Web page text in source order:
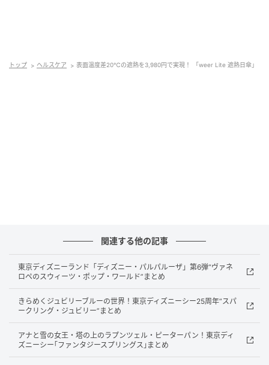
素材：ポリエステル100％
「weer Lite」は、ブランド「weer」の思想を手に取
りやすい価格で体感できるエントリーモデルです。
丸十コーポレーションは1911年（明治44年）に大阪で
創業した老舗レイングッズメーカーで、傘の累計販売
は1,000万本を超えます。
近年の夏は気温上昇が過酷さを増しており、日傘に求
トップ ヘルスケア 表面温度差20℃の遮熱を3,980円で実現！ 「weer Lite 遮熱日傘」
関連する他の記事
東京ディズニーランド「ディズニー・パルパルーザ」第6弾“ヴァネ
ロペのスウィーツ・ポップ・ワールド”まとめ
きらめくジュビリーブルーの世界！東京ディズニーシー25周年“スパ
ークリング・ジュビリー”まとめ
アナと雪の女王・塔の上のラプンツェル・ピーターパン！東京ディ
ズニーシー｢ファンタジースプリングス｣まとめ